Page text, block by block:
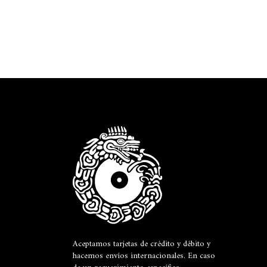
Aceptamos tarjetas de crédito y débito y
hacemos envíos internacionales. En caso